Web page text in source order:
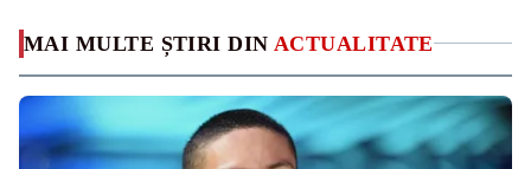
MAI MULTE ȘTIRI DIN ACTUALITATE